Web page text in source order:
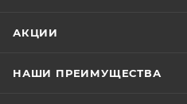
АКЦИИ
НАШИ ПРЕИМУЩЕСТВА